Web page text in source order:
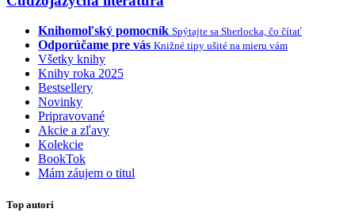
Knihomoľský pomocník Spýtajte sa Sherlocka, čo čítať
Odporúčame pre vás Knižné tipy ušité na mieru vám
Všetky knihy
Knihy roka 2025
Bestsellery
Novinky
Pripravované
Akcie a zľavy
Kolekcie
BookTok
Mám záujem o titul
Top autori